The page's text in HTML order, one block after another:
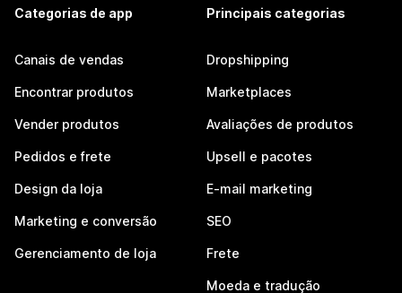
Categorias de app
Canais de vendas
Encontrar produtos
Vender produtos
Pedidos e frete
Design da loja
Marketing e conversão
Gerenciamento de loja
Principais categorias
Dropshipping
Marketplaces
Avaliações de produtos
Upsell e pacotes
E-mail marketing
SEO
Frete
Moeda e tradução